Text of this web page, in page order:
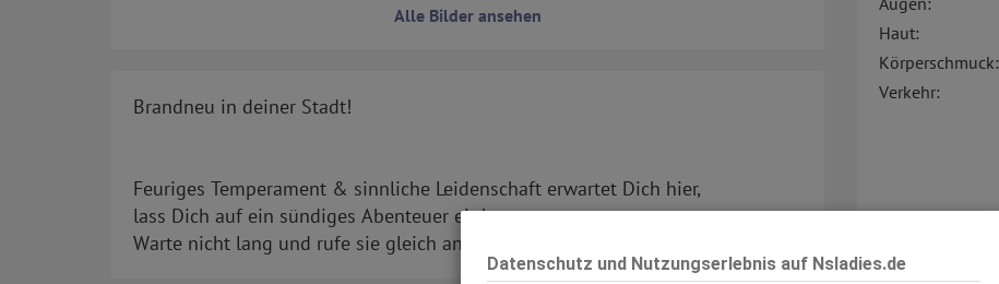
Datenschutz und Nutzungserlebnis auf Nsladies.de
Alle Bilder ansehen
Brandneu in deiner Stadt!
Feuriges Temperament & sinnliche Leidenschaft erwartet Dich hier,
lass Dich auf ein sündiges Abenteuer ein!
Warte nicht lang und rufe sie gleich an!
Haut:
Körperschmuck:
Verkehr:
Service: